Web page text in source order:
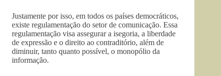
Justamente por isso, em todos os países democráticos,
existe regulamentação do setor de comunicação. Essa
regulamentação visa assegurar a isegoria, a liberdade
de expressão e o direito ao contraditório, além de
diminuir, tanto quanto possível, o monopólio da
informação.